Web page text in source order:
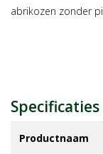
abrikozen zonder
Specificaties
Productnaam